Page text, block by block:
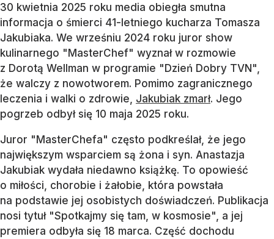
30 kwietnia 2025 roku media obiegła smutna
informacja o śmierci 41-letniego kucharza Tomasza
Jakubiaka. We wrześniu 2024 roku juror show
kulinarnego "MasterChef" wyznał w rozmowie
z Dorotą Wellman w programie "Dzień Dobry TVN",
że walczy z nowotworem. Pomimo zagranicznego
leczenia i walki o zdrowie, Jakubiak zmarł. Jego
pogrzeb odbył się 10 maja 2025 roku.
Juror "MasterChefa" często podkreślał, że jego
największym wsparciem są żona i syn. Anastazja
Jakubiak wydała niedawno książkę. To opowieść
o miłości, chorobie i żałobie, która powstała
na podstawie jej osobistych doświadczeń. Publikacja
nosi tytuł "Spotkajmy się tam, w kosmosie", a jej
premiera odbyła się 18 marca. Część dochodu